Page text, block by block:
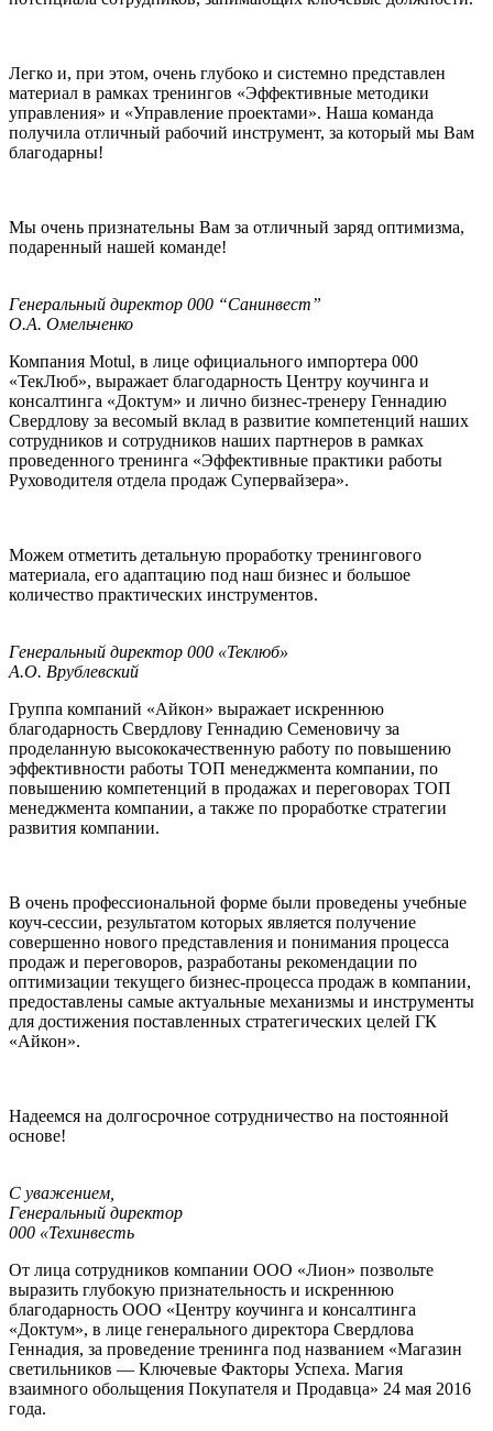
Легко и, при этом, очень глубоко и системно представлен
материал в рамках тренингов «Эффективные методики
управления» и «Управление проектами». Наша команда
получила отличный рабочий инструмент, за который мы Вам
благодарны!
Мы очень признательны Вам за отличный заряд оптимизма,
подаренный нашей команде!
Генеральный директор 000 “Санинвест”
О.А. Омельченко
Компания Motul, в лице официального импортера 000
«ТекЛюб», выражает благодарность Центру коучинга и
консалтинга «Доктум» и лично бизнес-тренеру Геннадию
Свердлову за весомый вклад в развитие компетенций наших
сотрудников и сотрудников наших партнеров в рамках
проведенного тренинга «Эффективные практики работы
Руховодителя отдела продаж Супервайзера».
Можем отметить детальную проработку тренингового
материала, его адаптацию под наш бизнес и большое
количество практических инструментов.
Генеральный директор 000 «Теклюб»
А.О. Врублевский
Группа компаний «Айкон» выражает искреннюю
благодарность Свердлову Геннадию Семеновичу за
проделанную высококачественную работу по повышению
эффективности работы ТОП менеджмента компании, по
повышению компетенций в продажах и переговорах ТОП
менеджмента компании, а также по проработке стратегии
развития компании.
В очень профессиональной форме были проведены учебные
коуч-сессии, результатом которых является получение
совершенно нового представления и понимания процесса
продаж и переговоров, разработаны рекомендации по
оптимизации текущего бизнес-процесса продаж в компании,
предоставлены самые актуальные механизмы и инструменты
для достижения поставленных стратегических целей ГК
«Айкон».
Надеемся на долгосрочное сотрудничество на постоянной
основе!
С уважением,
Генеральный директор
000 «Техинвесть
От лица сотрудников компании ООО «Лион» позвольте
выразить глубокую признательность и искреннюю
благодарность ООО «Центру коучинга и консалтинга
«Доктум», в лице генерального директора Свердлова
Геннадия, за проведение тренинга под названием «Магазин
светильников — Ключевые Факторы Успеха. Магия
взаимного обольщения Покупателя и Продавца» 24 мая 2016
года.